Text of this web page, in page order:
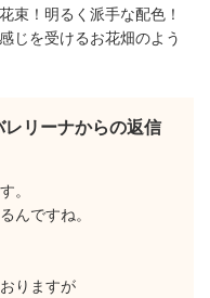
束！明るく派手な配色！
じを受けるお花畑のよう
リーナからの返信
。
んですね。
りますが